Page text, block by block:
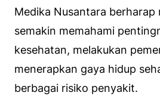
Medika Nusantara berharap
semakin memahami
kesehatan, melakukan
menerapkan gaya hidup
berbagai risiko penyakit.